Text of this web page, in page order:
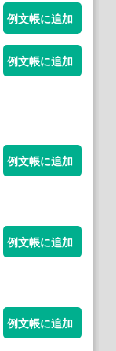
例文帳に追加
例文帳に追加
例文帳に追加
例文帳に追加
例文帳に追加